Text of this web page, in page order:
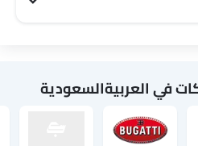
في العربيةالسعودية